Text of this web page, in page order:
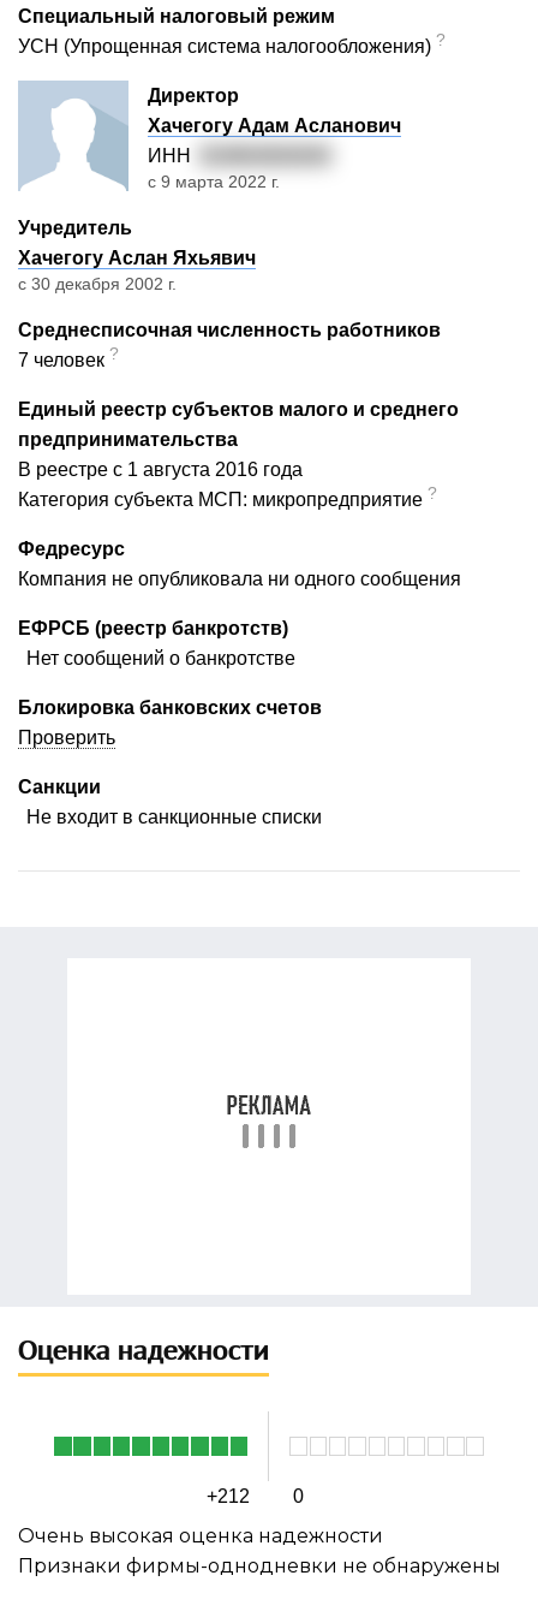
Специальный налоговый режим
УСН (Упрощенная система налогообложения) ?
Директор
Хачегогу Адам Асланович
ИНН
с 9 марта 2022 г.
Учредитель
Хачегогу Аслан Яхьявич
с 30 декабря 2002 г.
Среднесписочная численность работников
7 человек ?
Единый реестр субъектов малого и среднего
предпринимательства
В реестре с 1 августа 2016 года
Категория субъекта МСП: микропредприятие ?
Федресурс
Компания не опубликовала ни одного сообщения
ЕФРСБ (реестр банкротств)
Нет сообщений о банкротстве
Блокировка банковских счетов
Проверить
Санкции
Не входит в санкционные списки
Оценка надежности
+212 0
Очень высокая оценка надежности
Признаки фирмы-однодневки не обнаружены